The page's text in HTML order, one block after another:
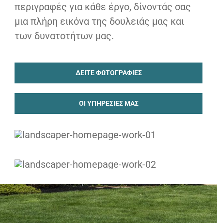
περιγραφές για κάθε έργο, δίνοντάς σας
μια πλήρη εικόνα της δουλειάς μας και
των δυνατοτήτων μας.
ΔΕΊΤΕ ΦΩΤΟΓΡΑΦΊΕΣ
ΟΙ ΥΠΗΡΕΣΊΕΣ ΜΑΣ